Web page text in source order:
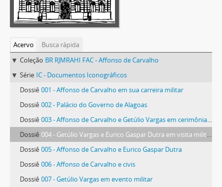
Acervo
Busca rápida
Coleção BR RJMRAHI FAC - Affonso de Carvalho
Série IC - Documentos Iconográficos
Dossiê 001 - Affonso de Carvalho em sua carreira militar
Dossiê 002 - Palácio do Governo de Alagoas
Dossiê 003 - Affonso de Carvalho e Getúlio Vargas em cerimônias no Palácio do Catete
Dossiê 004 - Getúlio Vargas e Eurico Gaspar Dutra em visita militar
Dossiê 005 - Affonso de Carvalho e Eurico Gaspar Dutra
Dossiê 006 - Affonso de Carvalho e civis
Dossiê 007 - Getúlio Vargas em evento militar